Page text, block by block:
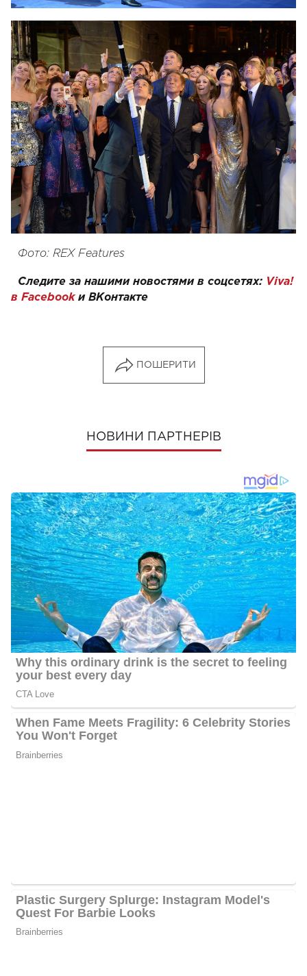
Фото: REX Features
Следите за нашими новостями в соцсетях: Viva!
в Facebookи ВКонтакте
ПОШЕРИТИ
НОВИНИ ПАРТНЕРІВ